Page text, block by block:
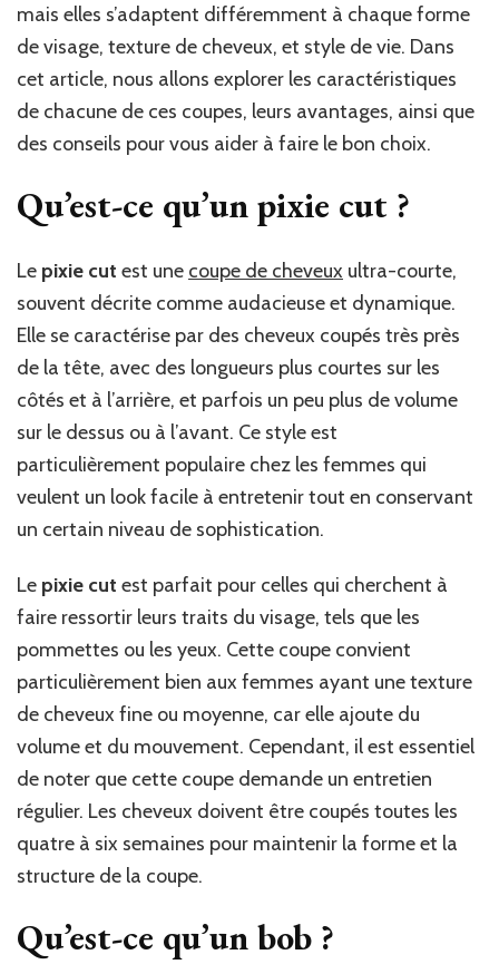
mais elles s’adaptent différemment à chaque forme
de visage, texture de cheveux, et style de vie. Dans
cet article, nous allons explorer les caractéristiques
de chacune de ces coupes, leurs avantages, ainsi que
des conseils pour vous aider à faire le bon choix.
Qu’est-ce qu’un pixie cut ?
Le pixie cut est une coupe de cheveux ultra-courte,
souvent décrite comme audacieuse et dynamique.
Elle se caractérise par des cheveux coupés très près
de la tête, avec des longueurs plus courtes sur les
côtés et à l’arrière, et parfois un peu plus de volume
sur le dessus ou à l’avant. Ce style est
particulièrement populaire chez les femmes qui
veulent un look facile à entretenir tout en conservant
un certain niveau de sophistication.
Le pixie cut est parfait pour celles qui cherchent à
faire ressortir leurs traits du visage, tels que les
pommettes ou les yeux. Cette coupe convient
particulièrement bien aux femmes ayant une texture
de cheveux fine ou moyenne, car elle ajoute du
volume et du mouvement. Cependant, il est essentiel
de noter que cette coupe demande un entretien
régulier. Les cheveux doivent être coupés toutes les
quatre à six semaines pour maintenir la forme et la
structure de la coupe.
Qu’est-ce qu’un bob ?